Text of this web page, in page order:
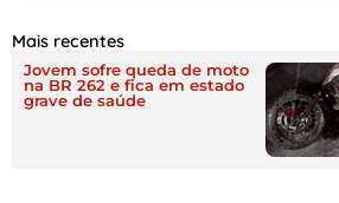
Mais recentes
Jovem sofre queda de moto
na BR 262 e fica em estado
grave de saúde